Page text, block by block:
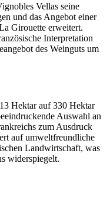
Vellas seine
und das Angebot einer
Girouette erweitert.
Interpretation
des Weinguts um
Hektar auf 330 Hektar
Auswahl an
zum Ausdruck
auf umweltfreundliche
Landwirtschaft, was
widerspiegelt.